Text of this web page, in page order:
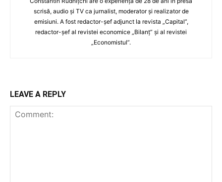
scrisă, audio și TV ca jurnalist, moderator și realizator de
emisiuni. A fost redactor-șef adjunct la revista „Capital”,
redactor-șef al revistei economice „Bilanț” și al revistei
„Economistul”.
LEAVE A REPLY